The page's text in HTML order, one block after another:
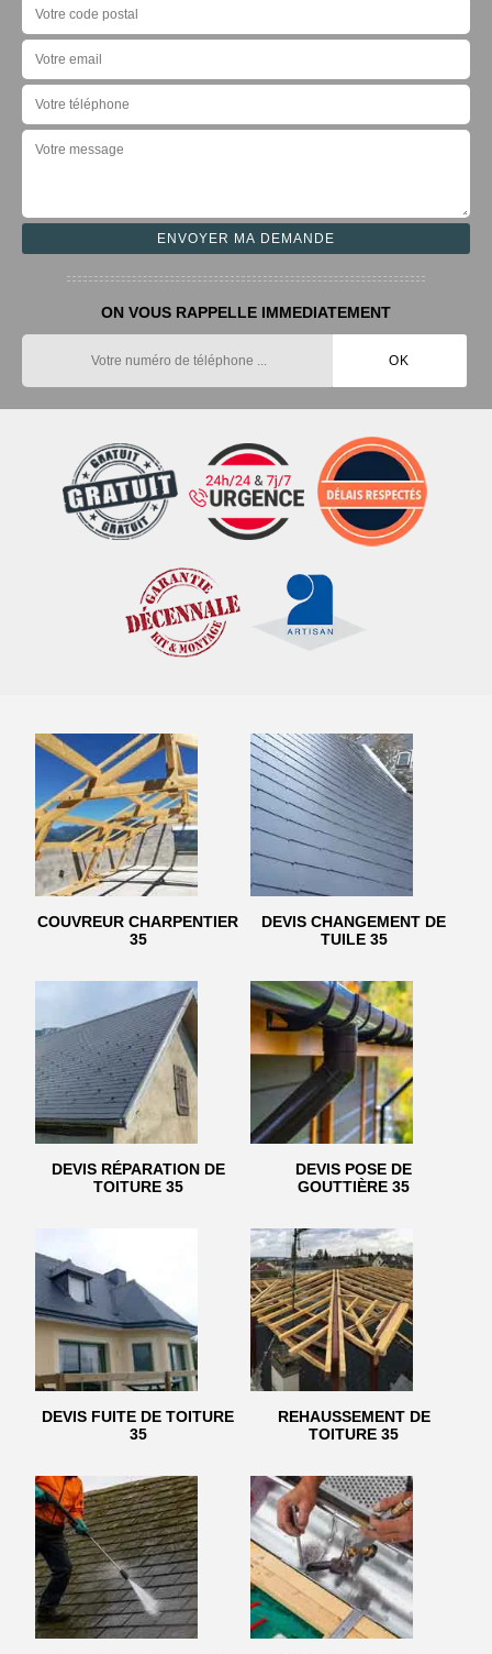
ON VOUS RAPPELLE IMMEDIATEMENT
COUVREUR CHARPENTIER
35
DEVIS CHANGEMENT DE
TUILE 35
DEVIS RÉPARATION DE
TOITURE 35
DEVIS POSE DE
GOUTTIÈRE 35
DEVIS FUITE DE TOITURE
35
REHAUSSEMENT DE
TOITURE 35